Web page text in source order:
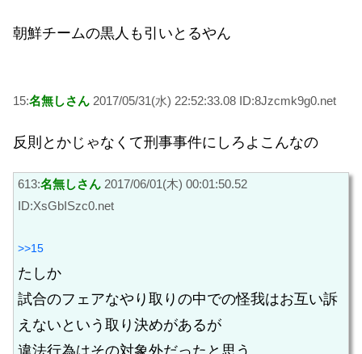
朝鮮チームの黒人も引いとるやん
15:名無しさん 2017/05/31(水) 22:52:33.08 ID:8Jzcmk9g0.net
反則とかじゃなくて刑事事件にしろよこんなの
613:名無しさん 2017/06/01(木) 00:01:50.52
ID:XsGbISzc0.net
>>15
たしか
試合のフェアなやり取りの中での怪我はお互い訴
えないという取り決めがあるが
違法行為はその対象外だったと思う